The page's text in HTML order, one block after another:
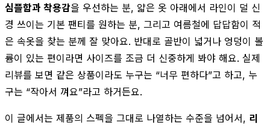
심플함과 착용감을 우선하는 분, 얇은 옷 아래에서 라인이 덜 신
경 쓰이는 기본 팬티를 원하는 분, 그리고 여름철에 답답함이 적
은 속옷을 찾는 분께 잘 맞아요. 반대로 골반이 넓거나 엉덩이 볼
륨이 있는 편이라면 사이즈를 조금 더 신중하게 봐야 해요. 실제
리뷰를 보면 같은 상품이라도 누구는 “너무 편하다”고 하고, 누
구는 “작아서 껴요”라고 하거든요.
이 글에서는 제품의 스펙을 그대로 나열하는 수준을 넘어서, 리